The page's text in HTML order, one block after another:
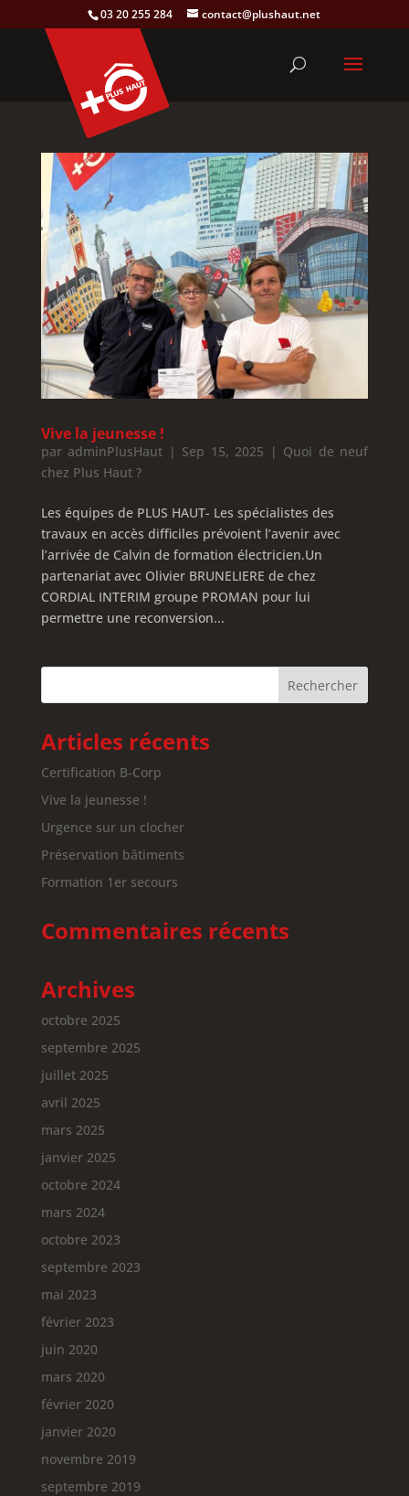
03 20 255 284 contact@plushaut.net
Vive la jeunesse !
par adminPlusHaut | Sep 15, 2025 | Quoi de neuf
chez Plus Haut ?
Les équipes de PLUS HAUT- Les spécialistes des
travaux en accès difficiles prévoient l’avenir avec
l’arrivée de Calvin de formation électricien.Un
partenariat avec Olivier BRUNELIERE de chez
CORDIAL INTERIM groupe PROMAN pour lui
permettre une reconversion...
Articles récents
Certification B-Corp
Vive la jeunesse !
Urgence sur un clocher
Préservation bâtiments
Formation 1er secours
Commentaires récents
Archives
octobre 2025
septembre 2025
juillet 2025
avril 2025
mars 2025
janvier 2025
octobre 2024
mars 2024
octobre 2023
septembre 2023
mai 2023
février 2023
juin 2020
mars 2020
février 2020
janvier 2020
novembre 2019
septembre 2019